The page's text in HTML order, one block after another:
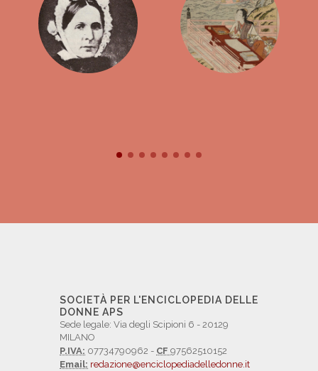
SOCIETÀ PER L'ENCICLOPEDIA DELLE
DONNE APS
Sede legale: Via degli Scipioni 6 - 20129
MILANO
P.IVA: 07734790962 - CF 97562510152
Email: redazione@enciclopediadelledonne.it